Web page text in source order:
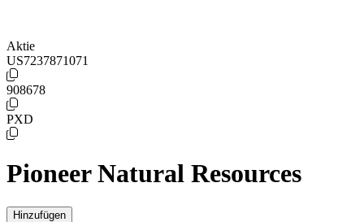
Aktie
US7237871071
908678
PXD
Pioneer Natural Resources
Hinzufügen